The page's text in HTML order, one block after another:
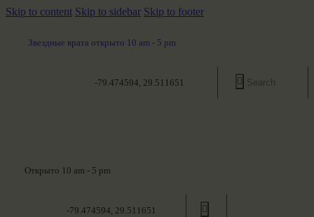
Skip to content Skip to sidebar Skip to footer
Звездные врата открыто 10 am - 5 pm
-79.474594, 29.511651
Открыто 10 am - 5 pm
-79.474594, 29.511651